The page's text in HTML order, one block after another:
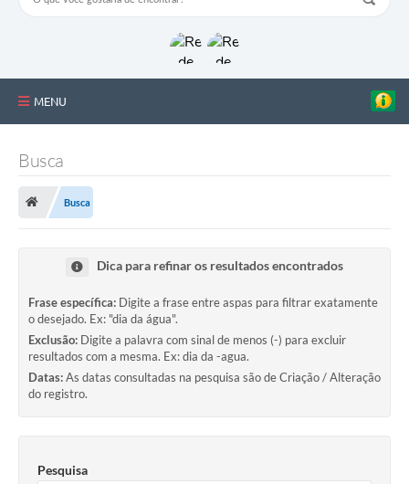
MENU
Telefones Úteis
Estrutura Administrativa
Galeria de Vídeos
Busca
Busca
Dica para refinar os resultados encontrados
Frase específica: Digite a frase entre aspas para filtrar exatamente
o desejado. Ex: "dia da água".
Exclusão: Digite a palavra com sinal de menos (-) para excluir
resultados com a mesma. Ex: dia da -agua.
Datas:As datas consultadas na pesquisa são de Criação / Alteração
do registro.
Pesquisa